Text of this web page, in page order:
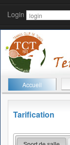
Login
Accueil
Tarification